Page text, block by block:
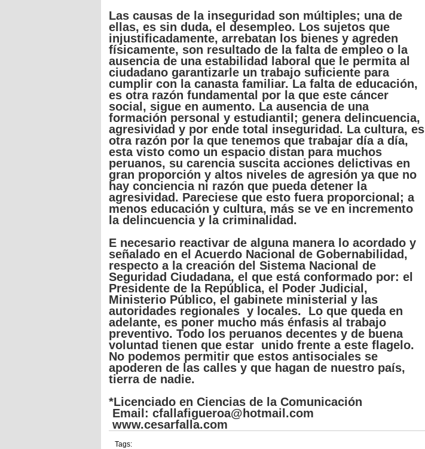
Las causas de la inseguridad son múltiples; unade
ellas, es sin duda, el desempleo. Los sujetos que
injustificadamente, arrebatan los bienes y agreden
físicamente, son resultado de la falta de empleo o la
ausencia de unaestabilidad laboral que le permita al
ciudadano garantizarle un trabajo suficiente para
cumplir con la canasta familiar. La falta de educación,
es otra razón fundamental por la que este cáncer
social, sigue en aumento. La ausencia de una
formación personal y estudiantil; genera delincuencia,
agresividad y por ende total inseguridad . La cultura, es
otra razón por la que tenemos que trabajar díaa día,
estavisto como un espacio distan paramuchos
peruanos, su carencia suscita acciones delictivas en
gran proporción y altos niveles de agresión ya que no
hay conciencia ni razón que pueda detener la
agresividad. Pareciese que esto fuera proporcional; a
menos educación y cultura, más se ve en incremento
la delincuencia y la criminalidad.
E necesario reactivar de alguna manera lo acordado y
señalado en el Acuerdo Nacional de Gobernabilidad,
respecto a la creación del Sistema Nacional de
Seguridad Ciudadana, el que está conformado por: el
Presidente de la República, el Poder Judicial,
Ministerio Público, el gabinete ministerial y las
autoridades regionales y locales. Lo que queda en
adelante, es poner mucho más énfasis al trabajo
preventivo. Todo los peruanos decentes y de buena
voluntad tienen que estar unido frente a este flagelo.
No podemos permitir que estos antisociales se
apoderen de las calles y que hagan de nuestro país,
tierra de nadie.
*Licenciado en Ciencias de la Comunicación
Email: cfallafigueroa@hotmail.com
www.cesarfalla.com
Tags: